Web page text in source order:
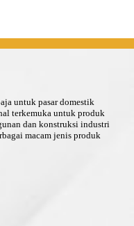
untuk pasar domestik
terkemuka untuk produk
dan konstruksi industri
macam jenis produk